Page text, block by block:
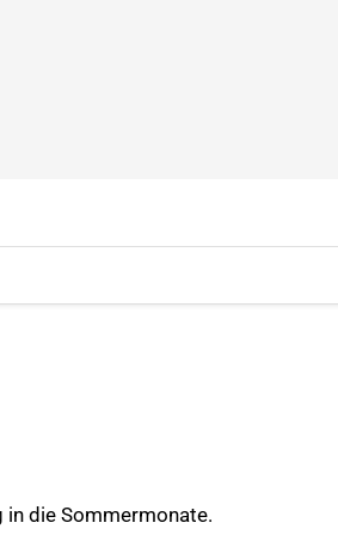
die Sommermonate.